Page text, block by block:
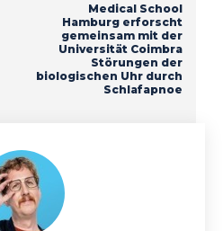
Medical School
Hamburg erforscht
gemeinsam mit der
Universität Coimbra
Störungen der
biologischen Uhr durch
Schlafapnoe